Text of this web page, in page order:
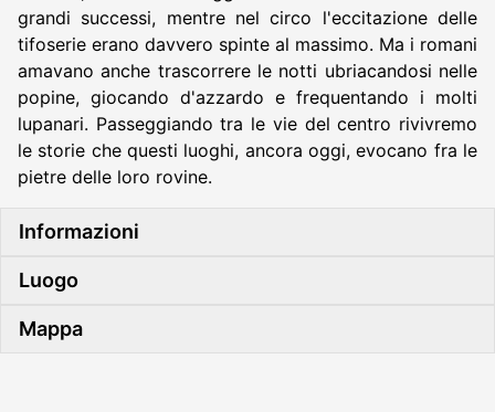
grandi successi, mentre nel circo l'eccitazione delle
tifoserie erano davvero spinte al massimo. Ma i romani
amavano anche trascorrere le notti ubriacandosi nelle
popine, giocando d'azzardo e frequentando i molti
lupanari. Passeggiando tra le vie del centro rivivremo
le storie che questi luoghi, ancora oggi, evocano fra le
pietre delle loro rovine.
Informazioni
Luogo
Mappa